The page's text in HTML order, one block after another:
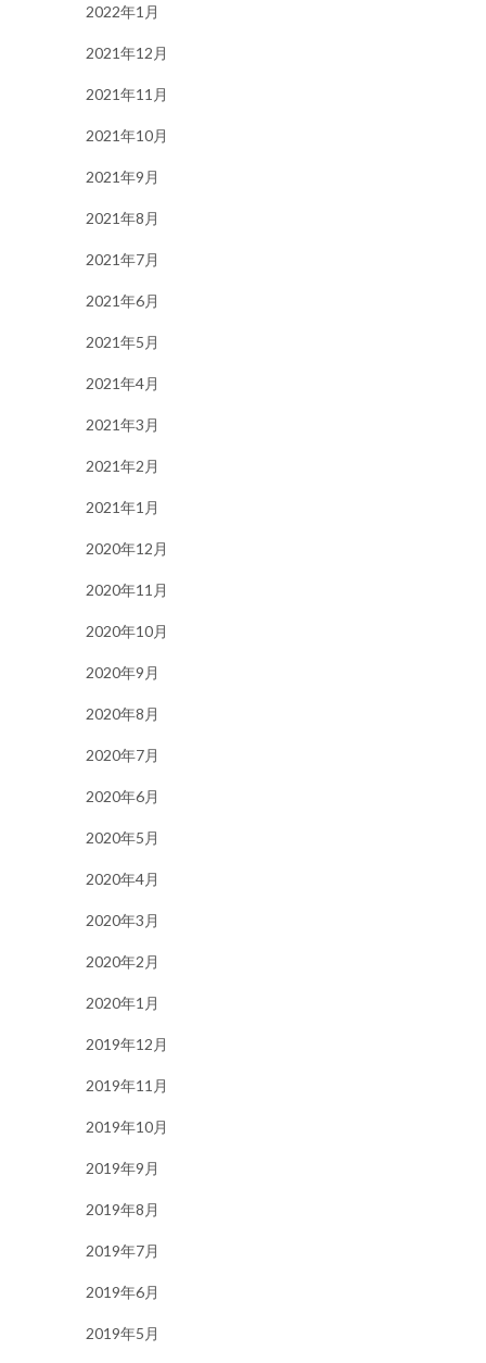
2022年1月
2021年12月
2021年11月
2021年10月
2021年9月
2021年8月
2021年7月
2021年6月
2021年5月
2021年4月
2021年3月
2021年2月
2021年1月
2020年12月
2020年11月
2020年10月
2020年9月
2020年8月
2020年7月
2020年6月
2020年5月
2020年4月
2020年3月
2020年2月
2020年1月
2019年12月
2019年11月
2019年10月
2019年9月
2019年8月
2019年7月
2019年6月
2019年5月